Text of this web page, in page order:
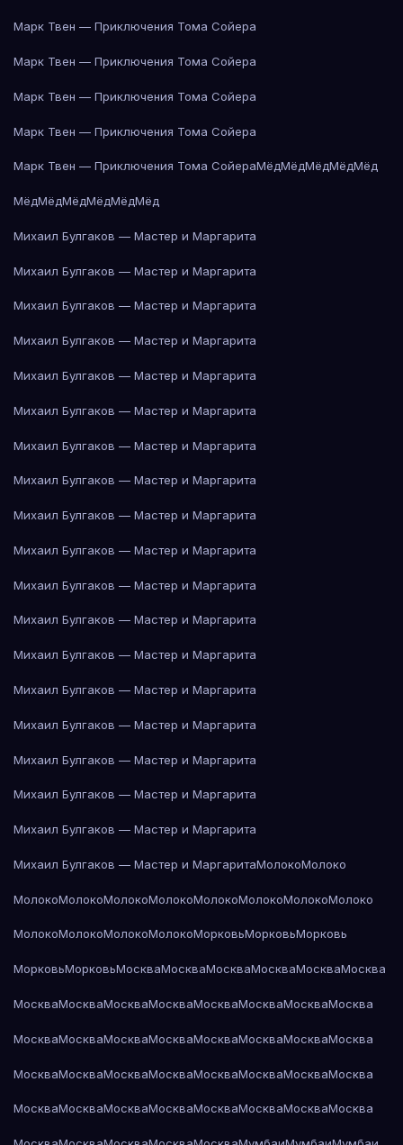
Марк Твен — Приключения Тома Сойера
Марк Твен — Приключения Тома Сойера
Марк Твен — Приключения Тома Сойера
Марк Твен — Приключения Тома Сойера
Марк Твен — Приключения Тома СойераМёдМёдМёдМёдМёд
МёдМёдМёдМёдМёдМёд
Михаил Булгаков — Мастер и Маргарита
Михаил Булгаков — Мастер и Маргарита
Михаил Булгаков — Мастер и Маргарита
Михаил Булгаков — Мастер и Маргарита
Михаил Булгаков — Мастер и Маргарита
Михаил Булгаков — Мастер и Маргарита
Михаил Булгаков — Мастер и Маргарита
Михаил Булгаков — Мастер и Маргарита
Михаил Булгаков — Мастер и Маргарита
Михаил Булгаков — Мастер и Маргарита
Михаил Булгаков — Мастер и Маргарита
Михаил Булгаков — Мастер и Маргарита
Михаил Булгаков — Мастер и Маргарита
Михаил Булгаков — Мастер и Маргарита
Михаил Булгаков — Мастер и Маргарита
Михаил Булгаков — Мастер и Маргарита
Михаил Булгаков — Мастер и Маргарита
Михаил Булгаков — Мастер и Маргарита
Михаил Булгаков — Мастер и МаргаритаМолокоМолоко
МолокоМолокоМолокоМолокоМолокоМолокоМолокоМолоко
МолокоМолокоМолокоМолокоМорковьМорковьМорковь
МорковьМорковьМоскваМоскваМоскваМоскваМоскваМосква
МоскваМоскваМоскваМоскваМоскваМоскваМоскваМосква
МоскваМоскваМоскваМоскваМоскваМоскваМоскваМосква
МоскваМоскваМоскваМоскваМоскваМоскваМоскваМосква
МоскваМоскваМоскваМоскваМоскваМоскваМоскваМосква